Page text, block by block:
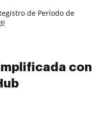
de Período de
con